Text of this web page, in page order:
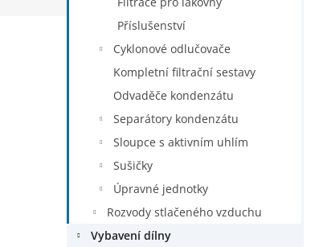
Příslušenství
Cyklonové odlučovače
Kompletní filtrační sestavy
Odvaděče kondenzátu
Separátory kondenzátu
Sloupce s aktivním uhlím
Sušičky
Úpravné jednotky
Rozvody stlačeného vzduchu
Vybavení dílny